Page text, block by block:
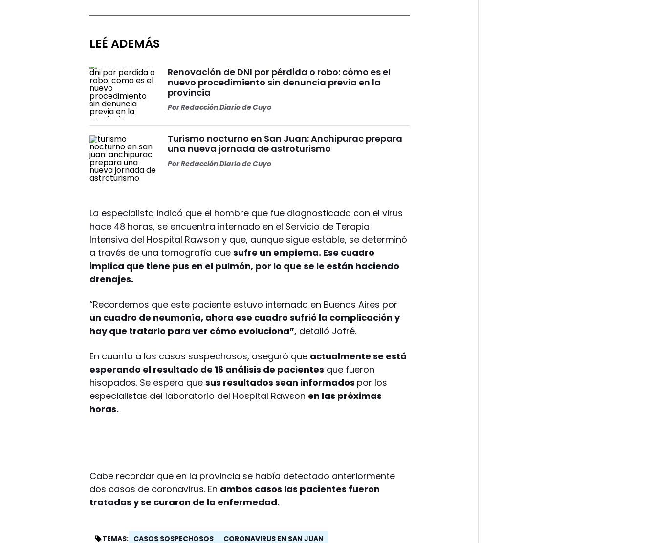
LEÉ ADEMÁS
Renovación de DNI por pérdida o robo: cómo es el
nuevo procedimiento sin denuncia previa en la
provincia
PorRedacción Diario de Cuyo
Turismo nocturno en San Juan: Anchipurac prepara
una nueva jornada de astroturismo
PorRedacción Diario de Cuyo
La especialista indicó que el hombre que fue diagnosticado con el virus
hace 48 horas, se encuentra internado en el Servicio de Terapia
Intensiva del Hospital Rawson y que, aunque sigue estable, se determinó
a través de una tomografía quesufre un empiema. Ese cuadro
implica que tiene pus en el pulmón, por lo que se le están haciendo
drenajes.
“Recordemos que este paciente estuvo internado en Buenos Aires por
un cuadro de neumonía, ahora ese cuadro sufrió la complicación y
hay que tratarlo para ver cómo evoluciona”, detalló Jofré.
En cuanto a los casos sospechosos, aseguró que actualmente se está
esperando el resultado de 16 análisis de pacientes que fueron
hisopados. Se espera quesus resultados sean informados por los
especialistas del laboratorio del Hospital Rawson en las próximas
horas.
Cabe recordar que en la provincia se había detectado anteriormente
dos casos de coronavirus. En ambos casos las pacientes fueron
tratadas y se curaron de la enfermedad.
TEMAS: CASOS SOSPECHOSOS CORONAVIRUS EN SAN JUAN